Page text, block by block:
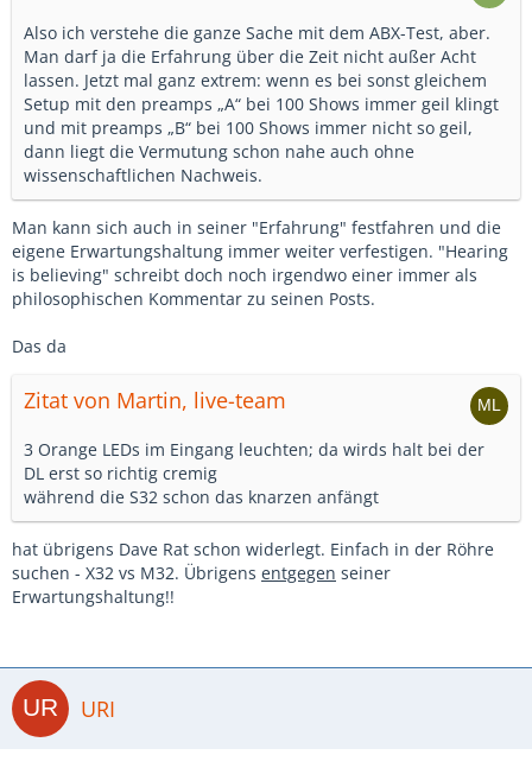
Also ich verstehe die ganze Sache mit dem ABX-Test, aber.
Man darf ja die Erfahrung über die Zeit nicht außer Acht
lassen. Jetzt mal ganz extrem: wenn es bei sonst gleichem
Setup mit den preamps „A“ bei 100 Shows immer geil klingt
und mit preamps „B“ bei 100 Shows immer nicht so geil,
dann liegt die Vermutung schon nahe auch ohne
wissenschaftlichen Nachweis.
Man kann sich auch in seiner "Erfahrung" festfahren und die
eigene Erwartungshaltung immer weiter verfestigen. "Hearing
is believing" schreibt doch noch irgendwo einer immer als
philosophischen Kommentar zu seinen Posts.
Das da
Zitat von Martin, live-team
3 Orange LEDs im Eingang leuchten; da wirds halt bei der
DL erst so richtig cremig
während die S32 schon das knarzen anfängt
hat übrigens Dave Rat schon widerlegt. Einfach in der Röhre
suchen - X32 vs M32. Übrigens entgegen seiner
Erwartungshaltung!!
URI